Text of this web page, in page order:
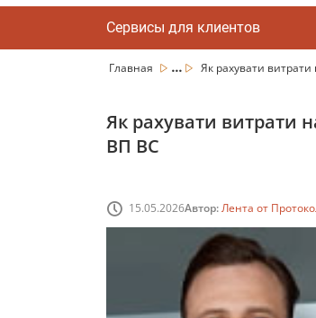
Сервисы для клиентов
Главная ... Як рахувати
Як рахувати витрати
ВП ВС
15.05.2026Автор:Лента от